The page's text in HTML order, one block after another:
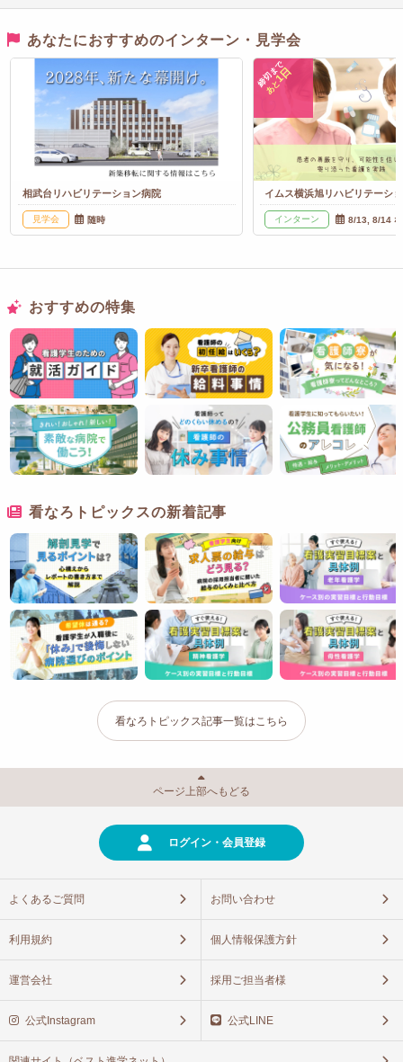
あなたにおすすめのインターン・見学会
相武台リハビリテーション病院
見学会 随時
締切まで
あと
1日
イムス横浜旭リハビリテーシ
インターン 8/13, 8/14
おすすめの特集
看なろトピックスの新着記事
看なろトピックス記事一覧はこちら
ページ上部へもどる
ログイン・会員登録
よくあるご質問 お問い合わせ
利用規約 個人情報保護方針
運営会社 採用ご担当者様
公式Instagram 公式LINE